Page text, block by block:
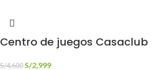
Centro de juegos Casaclub
S/4,600S/2,999